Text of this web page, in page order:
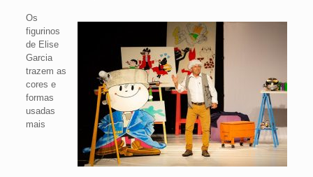
Os
figurinos
de Elise
Garcia
trazem as
cores e
formas
usadas
mais